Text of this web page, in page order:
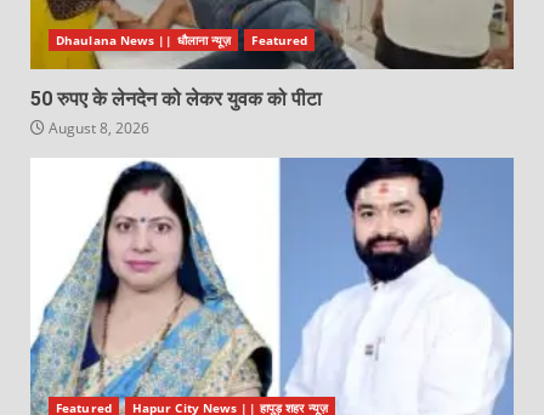
Dhaulana News || धौलाना न्यूज़ Featured
50 रुपए के लेनदेन को लेकर युवक को पीटा
August 8, 2026
Featured Hapur City News || हापुड़ शहर न्यूज़